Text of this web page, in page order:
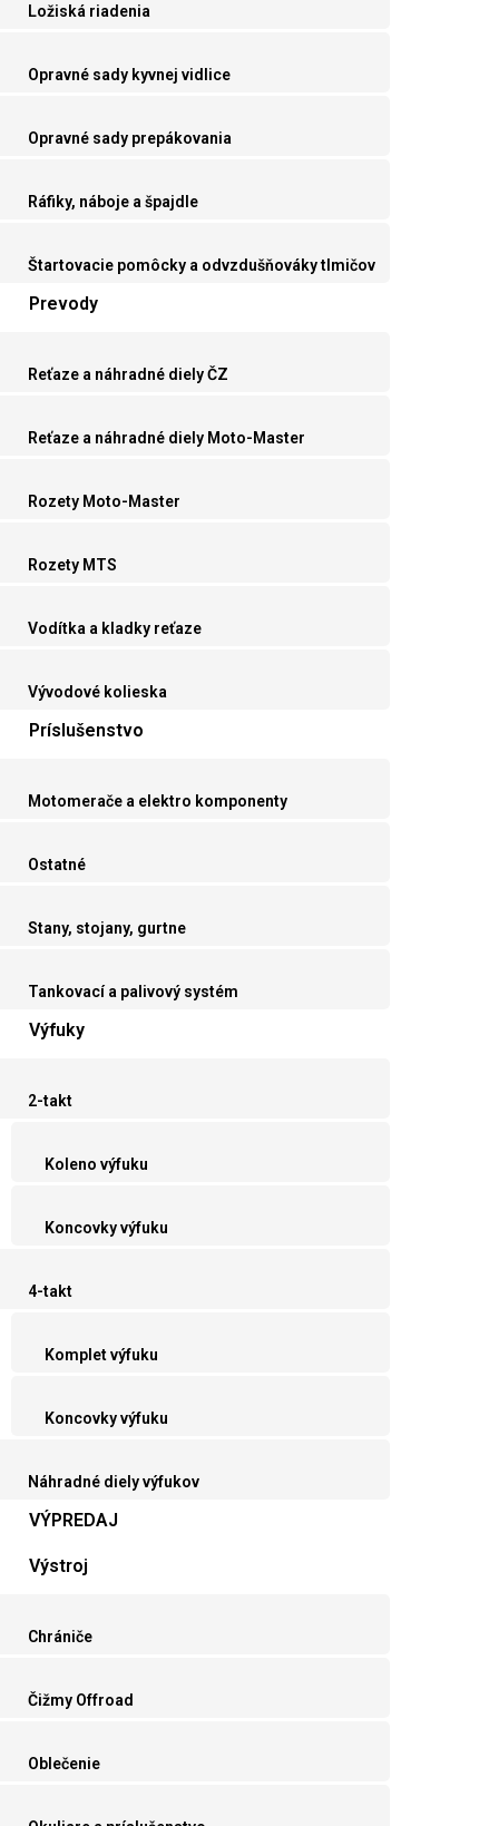
Ložiská riadenia
Opravné sady kyvnej vidlice
Opravné sady prepákovania
Ráfiky, náboje a špajdle
Štartovacie pomôcky a odvzdušňováky tlmičov
Prevody
Reťaze a náhradné diely ČZ
Reťaze a náhradné diely Moto-Master
Rozety Moto-Master
Rozety MTS
Vodítka a kladky reťaze
Vývodové kolieska
Príslušenstvo
Motomerače a elektro komponenty
Ostatné
Stany, stojany, gurtne
Tankovací a palivový systém
Výfuky
2-takt
Koleno výfuku
Koncovky výfuku
4-takt
Komplet výfuku
Koncovky výfuku
Náhradné diely výfukov
VÝPREDAJ
Výstroj
Chrániče
Čižmy Offroad
Oblečenie